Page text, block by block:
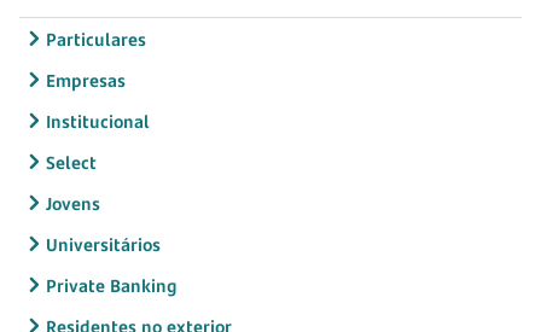
Particulares
Empresas
Institucional
Select
Jovens
Universitários
Private Banking
Residentes no exterior